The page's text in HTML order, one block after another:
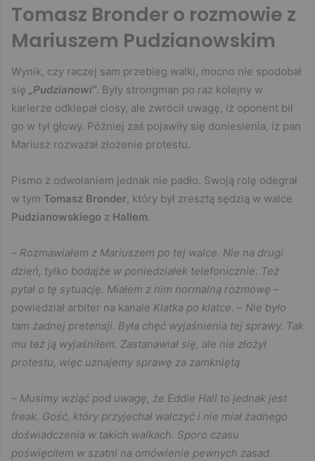
Tomasz Bronder o rozmowie z
Mariuszem Pudzianowskim
Wynik, czy raczej sam przebieg walki, mocno nie spodobał
się „Pudzianowi”. Były strongman po raz kolejny w
karierze odklepał ciosy, ale zwrócił uwagę, iż oponent bił
go w tył głowy. Później zaś pojawiły się doniesienia, iż pan
Mariusz rozważał złożenie protestu.
Pismo z odwołaniem jednak nie padło. Swoją rolę odegrał
w tym Tomasz Bronder, który był zresztą sędzią w walce
Pudzianowskiego z Hallem.
– Rozmawiałem z Mariuszem po tej walce. Nie na drugi
dzień, tylko bodajże w poniedziałek telefonicznie. Też
pytał o tę sytuację. Miałem z nim normalną rozmowę –
powiedział arbiter na kanale Klatka po klatce. – Nie było
tam żadnej pretensji. Była chęć wyjaśnienia tej sprawy. Tak
mu też ją wyjaśniłem. Zastanawiał się, ale nie złożył
protestu, więc uznajemy sprawę za zamkniętą
– Musimy wziąć pod uwagę, że Eddie Hall to jednak jest
freak. Gość, który przyjechał walczyć i nie miał żadnego
doświadczenia w takich walkach. Sporo czasu
poświęciłem w szatni na omówienie pewnych zasad.